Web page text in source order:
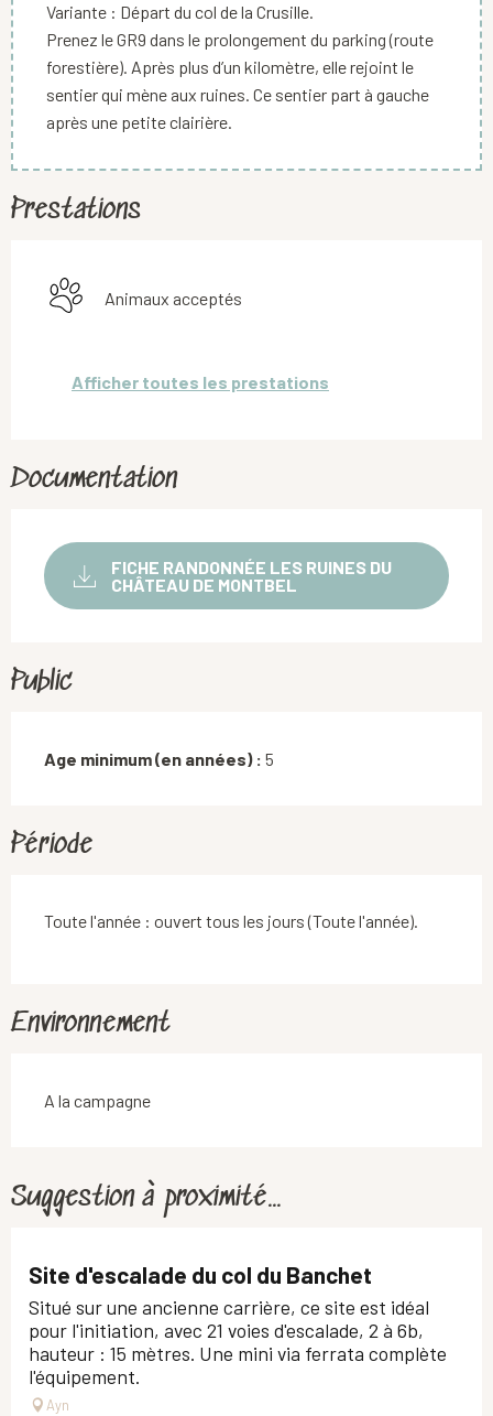
Variante : Départ du col de la Crusille.
Prenez le GR9 dans le prolongement du parking (route
forestière). Après plus d’un kilomètre, elle rejoint le
sentier qui mène aux ruines. Ce sentier part à gauche
après une petite clairière.
Prestations
Animaux acceptés
Afficher toutes les prestations
Documentation
FICHE RANDONNÉE LES RUINES DU
CHÂTEAU DE MONTBEL
Public
Age minimum (en années) : 5
Période
Toute l'année : ouvert tous les jours (Toute l'année).
Environnement
A la campagne
Suggestion à proximité...
Site d'escalade du col du Banchet
Situé sur une ancienne carrière, ce site est idéal
pour l'initiation, avec 21 voies d'escalade, 2 à 6b,
hauteur : 15 mètres. Une mini via ferrata complète
l'équipement.
Ayn